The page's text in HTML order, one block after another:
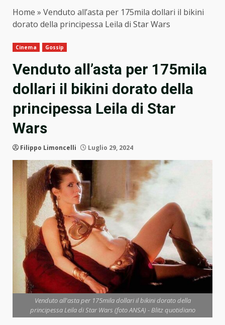
Home » Venduto all’asta per 175mila dollari il bikini
dorato della principessa Leila di Star Wars
Cinema Gossip
Venduto all’asta per 175mila
dollari il bikini dorato della
principessa Leila di Star
Wars
Filippo Limoncelli Luglio 29, 2024
Venduto all'asta per 175mila dollari il bikini dorato della
principessa Leila di Star Wars (foto ANSA) - Blitz quotidiano